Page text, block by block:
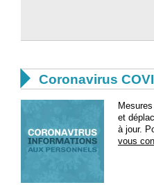
 Coronavirus
et
à jour.
vous